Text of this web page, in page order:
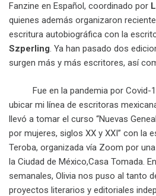
Fanzine en Español, coordinado por
quienes además organizaron
escritura autobiográfica con la
Szperling. Ya han pasado dos
surgen más y más escritores, así
Fue en la pandemia por Covid-
ubicar mi línea de escritoras
llevó a tomar el curso “Nuevas
por mujeres, siglos XX y XXI” con la
Teroba, organizada vía Zoom por
la Ciudad de México,Casa Tomada.
semanales, Olivia nos puso al tanto
proyectos literarios y editoriales